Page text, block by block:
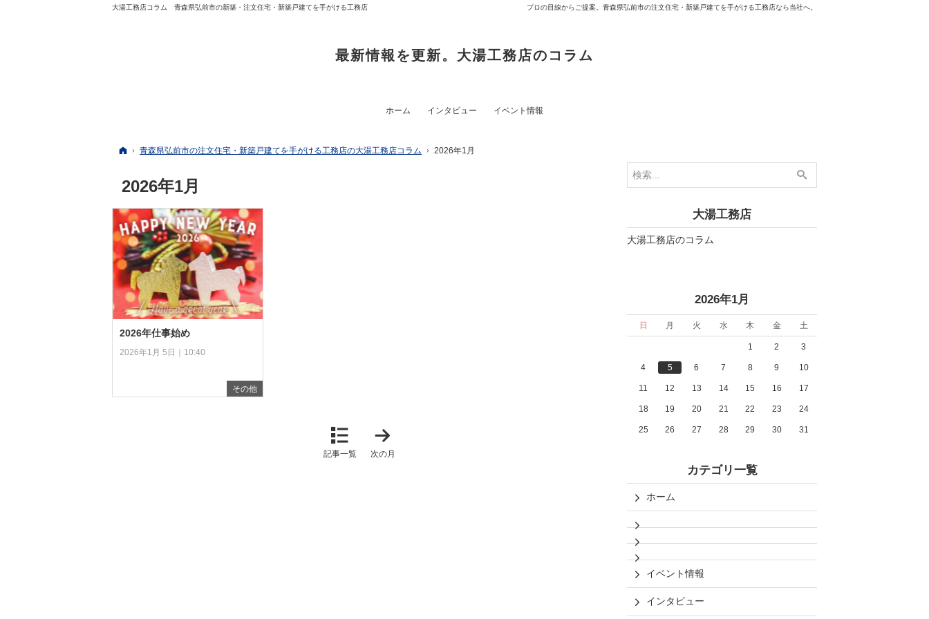
ホーム
青森県弘前市の注文住宅・新築戸建てを手がける工務店の大湯工務店コラム 2026年1月
2026年1月
プロの目線からご提案。青森県弘前市の注文住宅・新築戸建てを手がける工務店なら当社へ。
大湯工務店コラム 青森県弘前市の新築・注文住宅・新築戸建てを手がける工務店
最新情報を更新。大湯工務店のコラム
その他
2026年仕事始め
2026年1月 5日｜10:40
記事一覧 次の月
大湯工務店
大湯工務店のコラム
2026年1月
日 月 火 水 木 金 土
1 2 3
4 5 6 7 8 9 10
11 12 13 14 15 16 17
18 19 20 21 22 23 24
25 26 27 28 29 30 31
カテゴリ一覧
ホーム
イベント情報
インタビュー
ホーム インタビュー イベント情報